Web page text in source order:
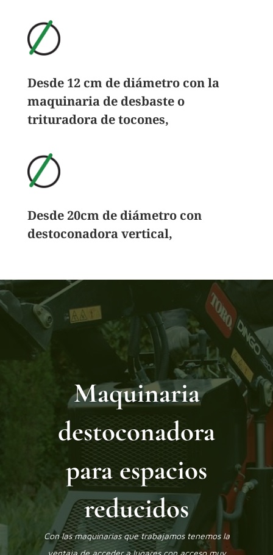
Desde 12 cm de diámetro con la
maquinaria de desbaste o
trituradora de tocones,
Desde 20cm de diámetro con
destoconadora vertical,
Maquinaria
destoconadora
para espacios
reducidos
Con las maquinarias que trabajamos tenemos la
ventaja de acceder a lugares con acceso muy